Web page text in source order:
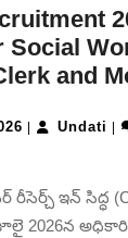
Social
and
July
| Undati |
రీసెర్చ్ ఇన్ సిద్ధ
2026న